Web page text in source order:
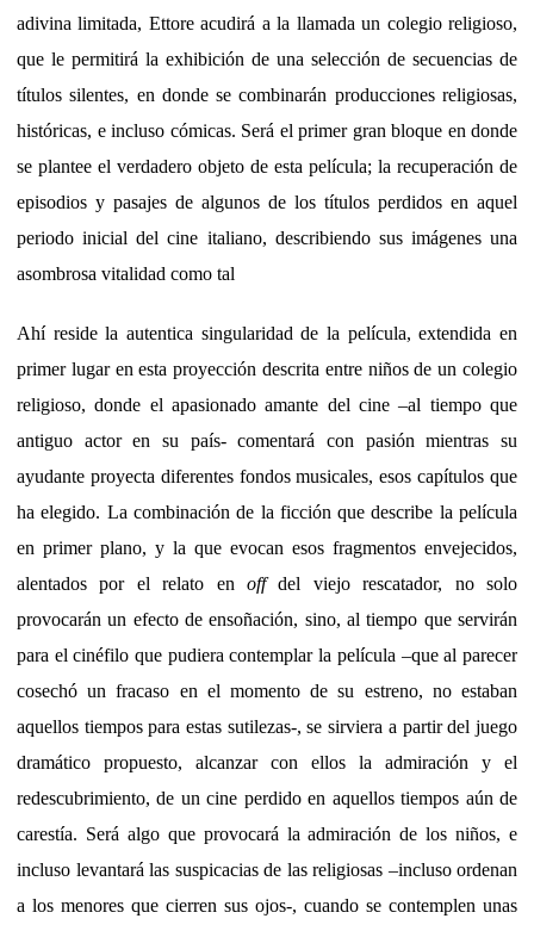
adivina limitada, Ettore acudirá a la llamada un colegio religioso,
que le permitirá la exhibición de una selección de secuencias de
títulos silentes, en donde se combinarán producciones religiosas,
históricas, e incluso cómicas. Será el primer gran bloque en donde
se plantee el verdadero objeto de esta película; la recuperación de
episodios y pasajes de algunos de los títulos perdidos en aquel
periodo inicial del cine italiano, describiendo sus imágenes una
asombrosa vitalidad como tal
Ahí reside la autentica singularidad de la película, extendida en
primer lugar en esta proyección descrita entre niños de un colegio
religioso, donde el apasionado amante del cine –al tiempo que
antiguo actor en su país- comentará con pasión mientras su
ayudante proyecta diferentes fondos musicales, esos capítulos que
ha elegido. La combinación de la ficción que describe la película
en primer plano, y la que evocan esos fragmentos envejecidos,
alentados por el relato en offdel viejo rescatador, no solo
provocarán un efecto de ensoñación, sino, al tiempo que servirán
para el cinéfilo que pudiera contemplar la película –que al parecer
cosechó un fracaso en el momento de su estreno, no estaban
aquellos tiempos para estas sutilezas-, se sirviera a partir del juego
dramático propuesto, alcanzar con ellos la admiración y el
redescubrimiento, de un cine perdido en aquellos tiempos aún de
carestía. Será algo que provocará la admiración de los niños, e
incluso levantará las suspicacias de las religiosas –incluso ordenan
a los menores que cierren sus ojos-, cuando se contemplen unas